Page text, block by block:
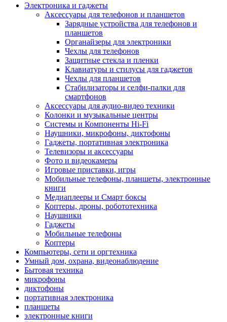
Электроника и гаджеты
Аксессуары для телефонов и планшетов
Зарядные устройства для телефонов и
планшетов
Органайзеры для электроники
Чехлы для телефонов
Защитные стекла и пленки
Клавиатуры и стилусы для гаджетов
Чехлы для планшетов
Стабилизаторы и селфи-палки для
смартфонов
Аксессуары для аудио-видео техники
Колонки и музыкальные центры
Системы и Компоненты Hi-Fi
Наушники, микрофоны, диктофоны
Гаджеты, портативная электроника
Телевизоры и аксессуары
Фото и видеокамеры
Игровые приставки, игры
Мобильные телефоны, планшеты, электронные
книги
Медиаплееры и Смарт боксы
Коптеры, дроны, робототехника
Наушники
Гаджеты
Мобильные телефоны
Коптеры
Компьютеры, сети и оргтехника
Умный дом, охрана, видеонаблюдение
Бытовая техника
микрофоны
диктофоны
портативная электроника
планшеты
электронные книги